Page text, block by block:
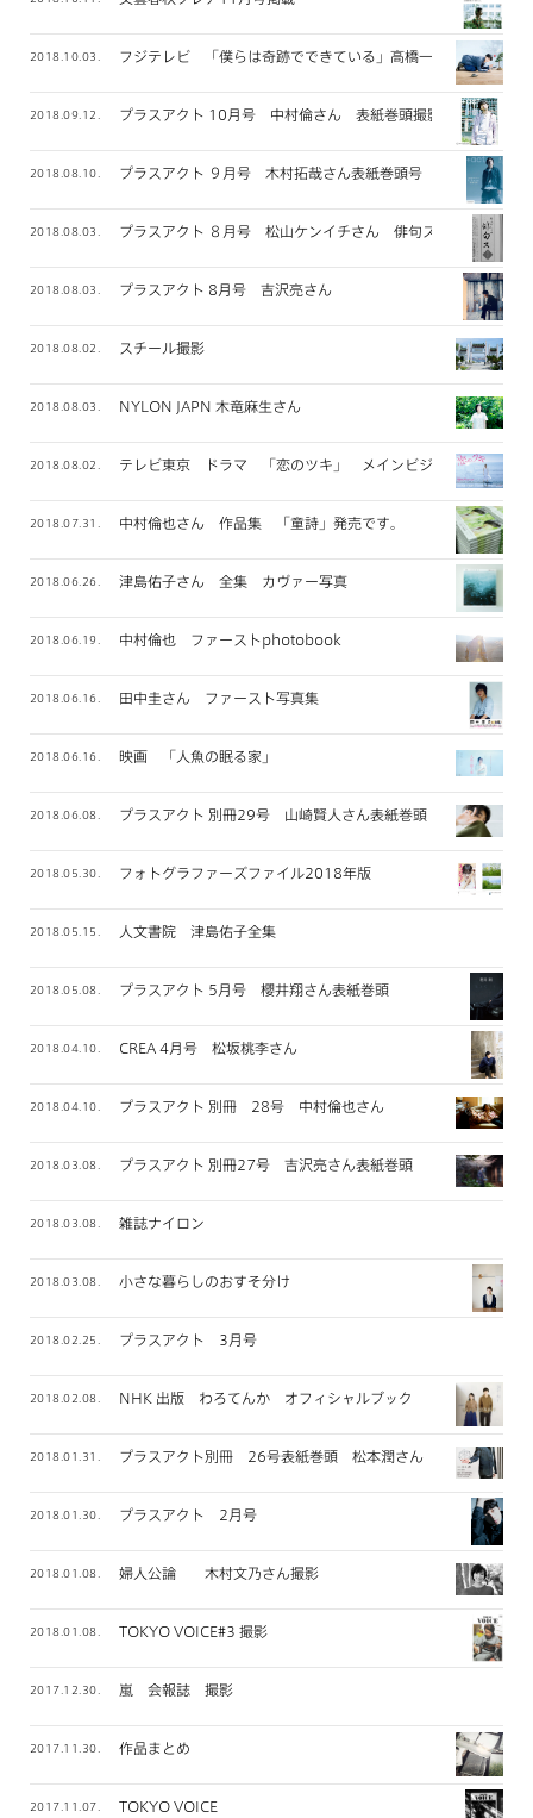
2018.10.03. フジテレビ 「僕らは奇跡でできている」高橋一生さん メイ
2018.09.12. プラスアクト 10月号 中村倫さん 表紙巻頭撮影
2018.08.10. プラスアクト ９月号 木村拓哉さん表紙巻頭号
2018.08.03. プラスアクト ８月号 松山ケンイチさん 俳句ス 連載
2018.08.03. プラスアクト 8月号 吉沢亮さん
2018.08.02. スチール撮影
2018.08.03. NYLON JAPN 木竜麻生さん
2018.08.02. テレビ東京 ドラマ 「恋のツキ」 メインビジュアル撮影
2018.07.31. 中村倫也さん 作品集 「童詩」発売です。
2018.06.26. 津島佑子さん 全集 カヴァー写真
2018.06.19. 中村倫也 ファーストphotobook
2018.06.16. 田中圭さん ファースト写真集
2018.06.16. 映画 「人魚の眠る家」
2018.06.08. プラスアクト 別冊29号 山崎賢人さん表紙巻頭
2018.05.30. フォトグラファーズファイル2018年版
2018.05.15. 人文書院 津島佑子全集
2018.05.08. プラスアクト 5月号 櫻井翔さん表紙巻頭
2018.04.10. CREA 4月号 松坂桃李さん
2018.04.10. プラスアクト 別冊 28号 中村倫也さん
2018.03.08. プラスアクト 別冊27号 吉沢亮さん表紙巻頭
2018.03.08. 雑誌ナイロン
2018.03.08. 小さな暮らしのおすそ分け
2018.02.25. プラスアクト 3月号
2018.02.08. NHK 出版 わろてんか オフィシャルブック
2018.01.31. プラスアクト別冊 26号表紙巻頭 松本潤さん
2018.01.30. プラスアクト 2月号
2018.01.08. 婦人公論 木村文乃さん撮影
2018.01.08. TOKYO VOICE#3 撮影
2017.12.30. 嵐 会報誌 撮影
2017.11.30. 作品まとめ
2017.11.07. TOKYO VOICE